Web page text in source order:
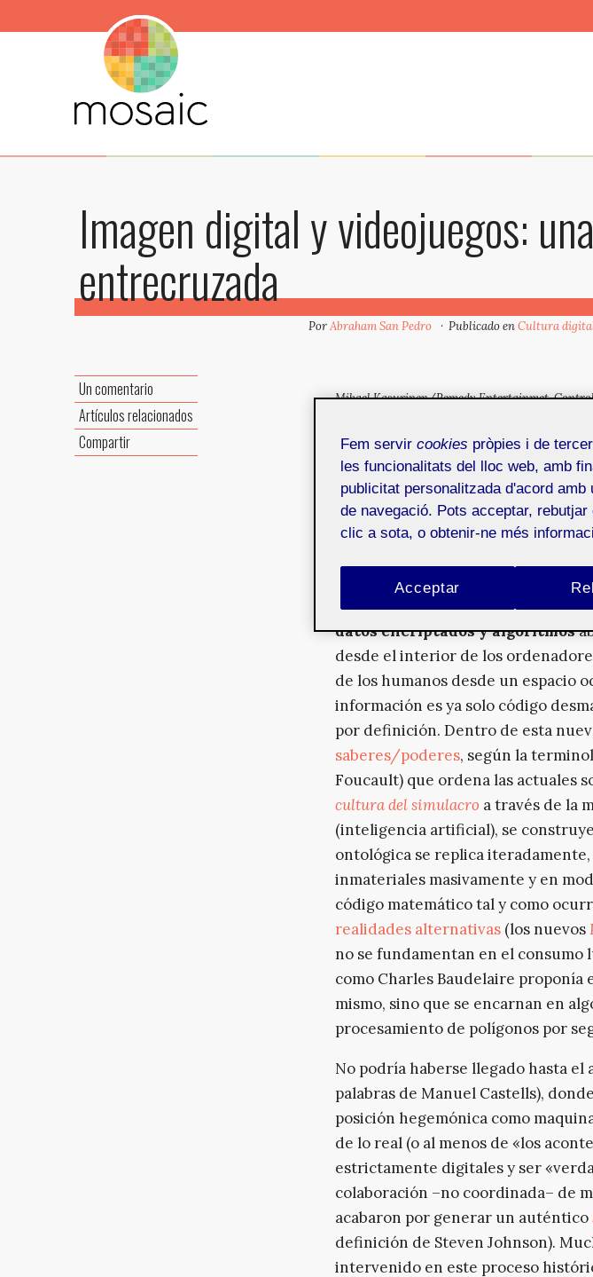
Imagen digital y videojuegos:
entrecruzada
PorAbraham San Pedro Publicado enCultura
Un comentario
Artículos relacionados
Compartir
Mikael Kasurinen/Remedy Entertainmet,
tecnología, superficie o dispositivo –
arte– está alimentado por unflujo
cascada incesante y exponencial
construcciones visualesque bien
ruptura para con «la realidad»,
lumínicos percibidos por los
datos encriptados y algoritmos
desde el interior de los
de los humanos desde un espacio
información es ya solo código
por definición. Dentro de esta
saberes/poderes, según la
Foucault) que ordena las actuales
cultura del simulacro a través de la
(inteligencia artificial), se
ontológica se replica
inmateriales masivamente y en
código matemático tal y como
realidades alternativas (los nuevos
no se fundamentan en el consumo
como Charles Baudelaire proponía
mismo, sino que se encarnan en
procesamiento de polígonos por
No podría haberse llegado hasta el
palabras de Manuel Castells),
posición hegemónica como
de lo real (o al menos de «los
estrictamente digitales y ser
colaboración –no coordinada– de
acabaron por generar un auténtico
definición de Steven Johnson).
intervenido en este proceso
Fem servir cookies pròpies i de
les funcionalitats del lloc web, amb
publicitat personalitzada d'acord
de navegació. Pots acceptar,
clic a sota, o obtenir-ne més
Acceptar